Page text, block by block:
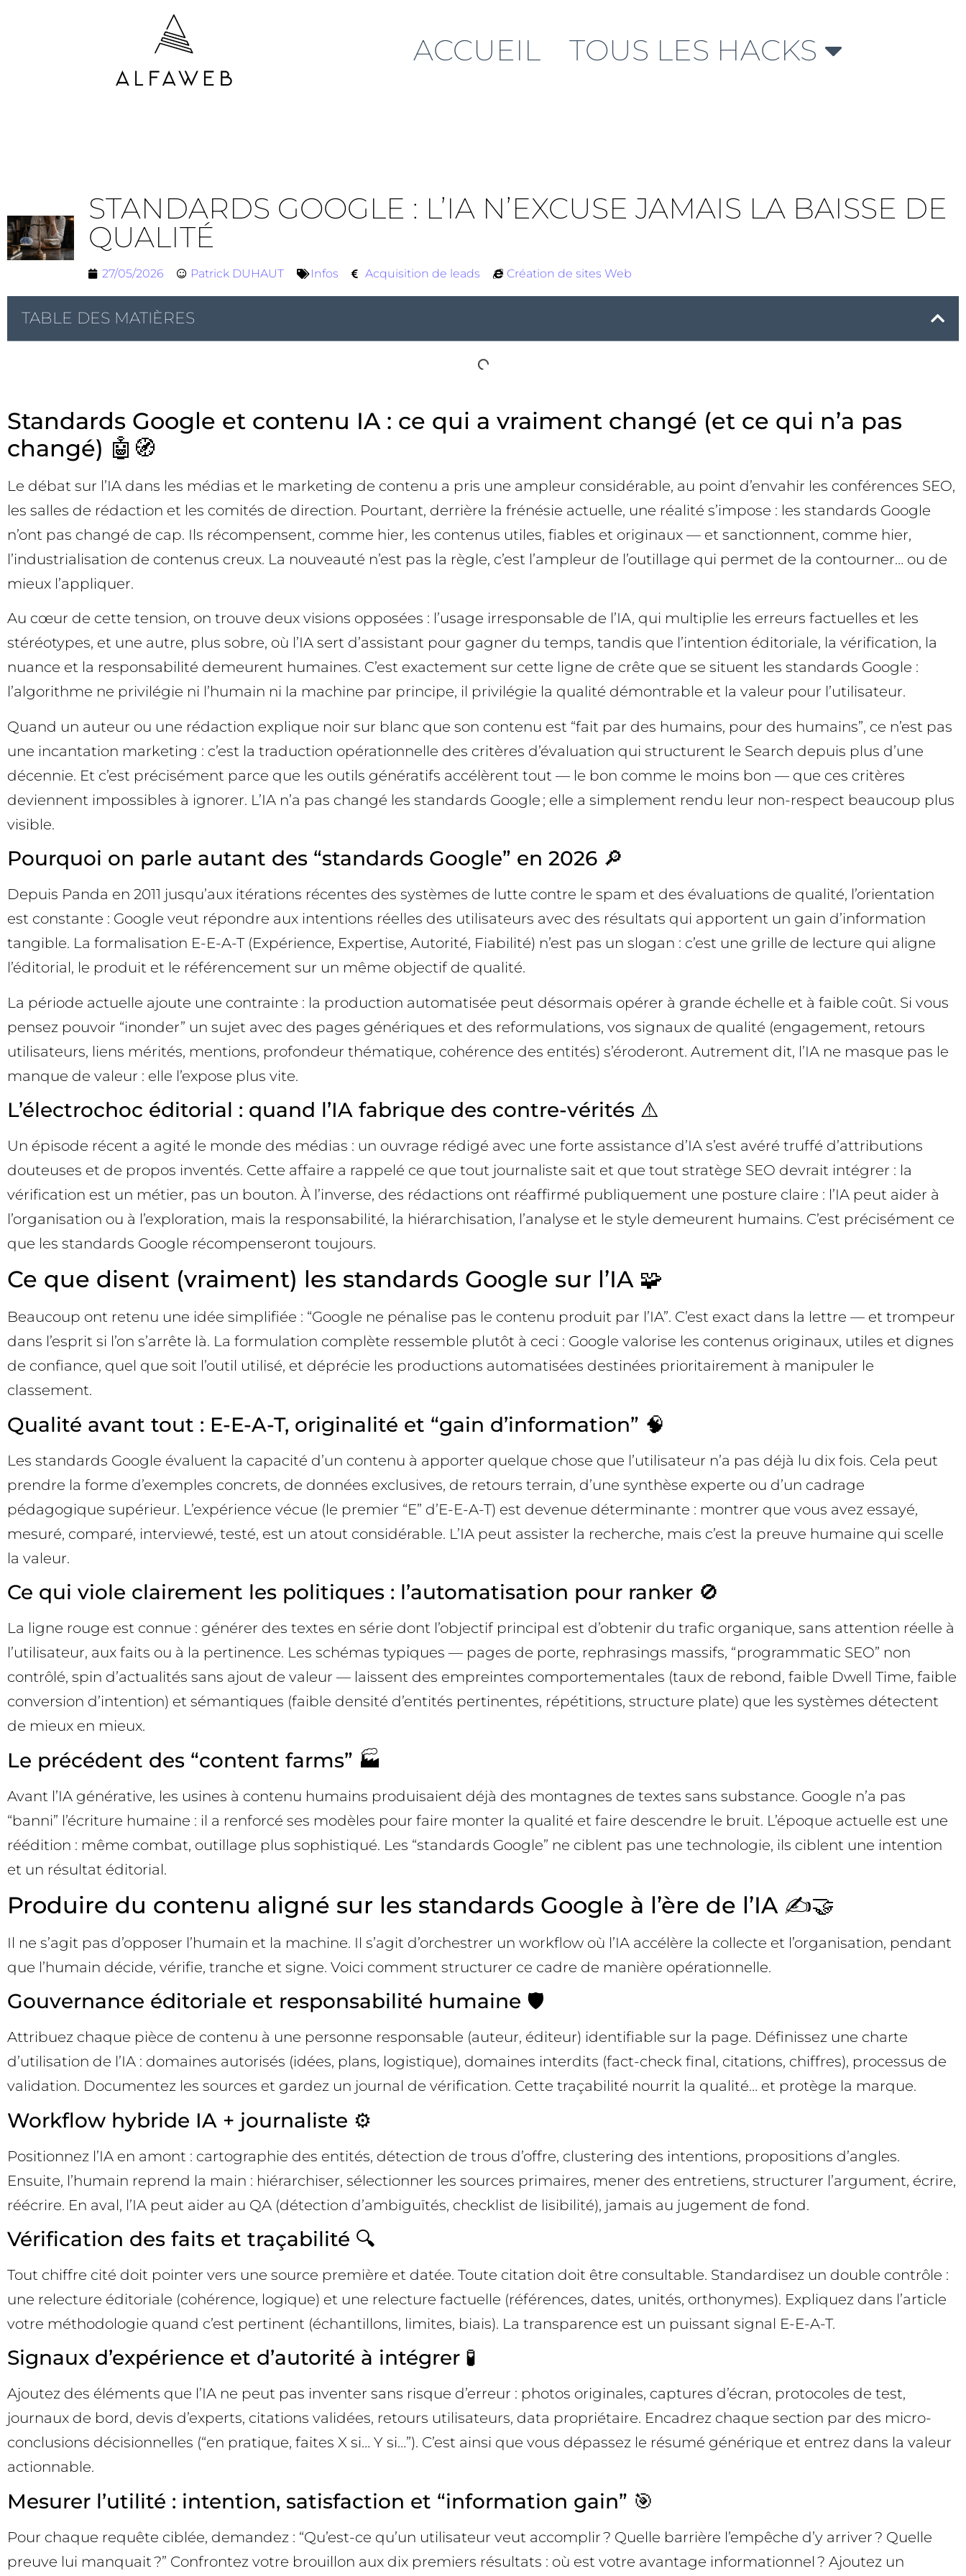
ACCUEIL TOUS LES HACKS
STANDARDS GOOGLE : L’IA N’EXCUSE JAMAIS LA BAISSE DE
QUALITÉ
27/05/2026 Patrick DUHAUT Infos Acquisition de leads Création de sites Web
TABLE DES MATIÈRES
Standards Google et contenu IA : ce qui a vraiment changé (et ce qui n’a pas
changé) 🤖🧭
Le débat sur l’IA dans les médias et le marketing de contenu a pris une ampleur considérable, au point d’envahir les conférences SEO,
les salles de rédaction et les comités de direction. Pourtant, derrière la frénésie actuelle, une réalité s’impose : les standards Google
n’ont pas changé de cap. Ils récompensent, comme hier, les contenus utiles, fiables et originaux — et sanctionnent, comme hier,
l’industrialisation de contenus creux. La nouveauté n’est pas la règle, c’est l’ampleur de l’outillage qui permet de la contourner… ou de
mieux l’appliquer.
Au cœur de cette tension, on trouve deux visions opposées : l’usage irresponsable de l’IA, qui multiplie les erreurs factuelles et les
stéréotypes, et une autre, plus sobre, où l’IA sert d’assistant pour gagner du temps, tandis que l’intention éditoriale, la vérification, la
nuance et la responsabilité demeurent humaines. C’est exactement sur cette ligne de crête que se situent les standards Google :
l’algorithme ne privilégie ni l’humain ni la machine par principe, il privilégie la qualité démontrable et la valeur pour l’utilisateur.
Quand un auteur ou une rédaction explique noir sur blanc que son contenu est “fait par des humains, pour des humains”, ce n’est pas
une incantation marketing : c’est la traduction opérationnelle des critères d’évaluation qui structurent le Search depuis plus d’une
décennie. Et c’est précisément parce que les outils génératifs accélèrent tout — le bon comme le moins bon — que ces critères
deviennent impossibles à ignorer. L’IA n’a pas changé les standards Google ; elle a simplement rendu leur non-respect beaucoup plus
visible.
Pourquoi on parle autant des “standards Google” en 2026 🔎
Depuis Panda en 2011 jusqu’aux itérations récentes des systèmes de lutte contre le spam et des évaluations de qualité, l’orientation
est constante : Google veut répondre aux intentions réelles des utilisateurs avec des résultats qui apportent un gain d’information
tangible. La formalisation E-E-A-T (Expérience, Expertise, Autorité, Fiabilité) n’est pas un slogan : c’est une grille de lecture qui aligne
l’éditorial, le produit et le référencement sur un même objectif de qualité.
La période actuelle ajoute une contrainte : la production automatisée peut désormais opérer à grande échelle et à faible coût. Si vous
pensez pouvoir “inonder” un sujet avec des pages génériques et des reformulations, vos signaux de qualité (engagement, retours
utilisateurs, liens mérités, mentions, profondeur thématique, cohérence des entités) s’éroderont. Autrement dit, l’IA ne masque pas le
manque de valeur : elle l’expose plus vite.
L’électrochoc éditorial : quand l’IA fabrique des contre-vérités ⚠️
Un épisode récent a agité le monde des médias : un ouvrage rédigé avec une forte assistance d’IA s’est avéré truffé d’attributions
douteuses et de propos inventés. Cette affaire a rappelé ce que tout journaliste sait et que tout stratège SEO devrait intégrer : la
vérification est un métier, pas un bouton. À l’inverse, des rédactions ont réaffirmé publiquement une posture claire : l’IA peut aider à
l’organisation ou à l’exploration, mais la responsabilité, la hiérarchisation, l’analyse et le style demeurent humains. C’est précisément ce
que les standards Google récompenseront toujours.
Ce que disent (vraiment) les standards Google sur l’IA 🧩
Beaucoup ont retenu une idée simplifiée : “Google ne pénalise pas le contenu produit par l’IA”. C’est exact dans la lettre — et trompeur
dans l’esprit si l’on s’arrête là. La formulation complète ressemble plutôt à ceci : Google valorise les contenus originaux, utiles et dignes
de confiance, quel que soit l’outil utilisé, et déprécie les productions automatisées destinées prioritairement à manipuler le
classement.
Qualité avant tout : E-E-A-T, originalité et “gain d’information” 🧠
Les standards Google évaluent la capacité d’un contenu à apporter quelque chose que l’utilisateur n’a pas déjà lu dix fois. Cela peut
prendre la forme d’exemples concrets, de données exclusives, de retours terrain, d’une synthèse experte ou d’un cadrage
pédagogique supérieur. L’expérience vécue (le premier “E” d’E-E-A-T) est devenue déterminante : montrer que vous avez essayé,
mesuré, comparé, interviewé, testé, est un atout considérable. L’IA peut assister la recherche, mais c’est la preuve humaine qui scelle
la valeur.
Ce qui viole clairement les politiques : l’automatisation pour ranker 🚫
La ligne rouge est connue : générer des textes en série dont l’objectif principal est d’obtenir du trafic organique, sans attention réelle à
l’utilisateur, aux faits ou à la pertinence. Les schémas typiques — pages de porte, rephrasings massifs, “programmatic SEO” non
contrôlé, spin d’actualités sans ajout de valeur — laissent des empreintes comportementales (taux de rebond, faible Dwell Time, faible
conversion d’intention) et sémantiques (faible densité d’entités pertinentes, répétitions, structure plate) que les systèmes détectent
de mieux en mieux.
Le précédent des “content farms” 🏭
Avant l’IA générative, les usines à contenu humains produisaient déjà des montagnes de textes sans substance. Google n’a pas
“banni” l’écriture humaine : il a renforcé ses modèles pour faire monter la qualité et faire descendre le bruit. L’époque actuelle est une
réédition : même combat, outillage plus sophistiqué. Les “standards Google” ne ciblent pas une technologie, ils ciblent une intention
et un résultat éditorial.
Produire du contenu aligné sur les standards Google à l’ère de l’IA ✍️🤝
Il ne s’agit pas d’opposer l’humain et la machine. Il s’agit d’orchestrer un workflow où l’IA accélère la collecte et l’organisation, pendant
que l’humain décide, vérifie, tranche et signe. Voici comment structurer ce cadre de manière opérationnelle.
Gouvernance éditoriale et responsabilité humaine 🛡️
Attribuez chaque pièce de contenu à une personne responsable (auteur, éditeur) identifiable sur la page. Définissez une charte
d’utilisation de l’IA : domaines autorisés (idées, plans, logistique), domaines interdits (fact-check final, citations, chiffres), processus de
validation. Documentez les sources et gardez un journal de vérification. Cette traçabilité nourrit la qualité… et protège la marque.
Workflow hybride IA + journaliste ⚙️
Positionnez l’IA en amont : cartographie des entités, détection de trous d’offre, clustering des intentions, propositions d’angles.
Ensuite, l’humain reprend la main : hiérarchiser, sélectionner les sources primaires, mener des entretiens, structurer l’argument, écrire,
réécrire. En aval, l’IA peut aider au QA (détection d’ambiguïtés, checklist de lisibilité), jamais au jugement de fond.
Vérification des faits et traçabilité 🔍
Tout chiffre cité doit pointer vers une source première et datée. Toute citation doit être consultable. Standardisez un double contrôle :
une relecture éditoriale (cohérence, logique) et une relecture factuelle (références, dates, unités, orthonymes). Expliquez dans l’article
votre méthodologie quand c’est pertinent (échantillons, limites, biais). La transparence est un puissant signal E-E-A-T.
Signaux d’expérience et d’autorité à intégrer 🧪
Ajoutez des éléments que l’IA ne peut pas inventer sans risque d’erreur : photos originales, captures d’écran, protocoles de test,
journaux de bord, devis d’experts, citations validées, retours utilisateurs, data propriétaire. Encadrez chaque section par des micro-
conclusions décisionnelles (“en pratique, faites X si… Y si…”). C’est ainsi que vous dépassez le résumé générique et entrez dans la valeur
actionnable.
Mesurer l’utilité : intention, satisfaction et “information gain” 🎯
Pour chaque requête ciblée, demandez : “Qu’est-ce qu’un utilisateur veut accomplir ? Quelle barrière l’empêche d’y arriver ? Quelle
preuve lui manquait ?” Confrontez votre brouillon aux dix premiers résultats : où est votre avantage informationnel ? Ajoutez un